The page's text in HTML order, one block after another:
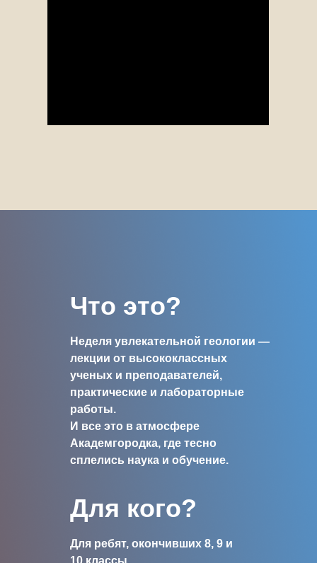
Неделя увлекательной геологии —
лекции от высококлассных
ученых и преподавателей,
практические и лабораторные
работы.
И все это в атмосфере
Академгородка, где тесно
сплелись наука и обучение.
Что это?
Для ребят, окончивших 8, 9 и
10 классы.
Для кого?